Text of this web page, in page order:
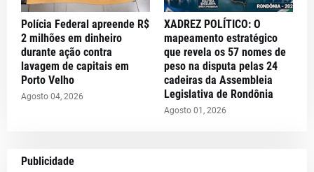
Polícia Federal apreende R$
2 milhões em dinheiro
durante ação contra
lavagem de capitais em
Porto Velho
Agosto 04, 2026
XADREZ POLÍTICO: O
mapeamento estratégico
que revela os 57 nomes de
peso na disputa pelas 24
cadeiras da Assembleia
Legislativa de Rondônia
Agosto 01, 2026
Publicidade